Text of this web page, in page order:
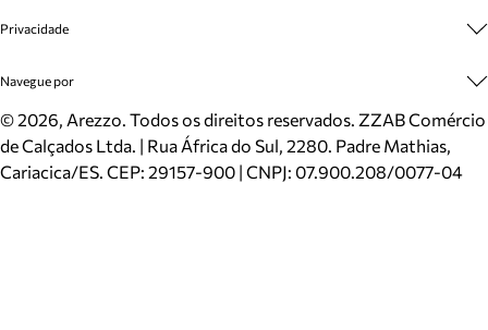
Mapa do Site
Inverno
Mundo Arezzo
Cadastro
Meus Pedidos
Trocas e Devoluções
Cartão Presente
Localizador de lojas
Privacidade
Politica e Privacidade
Navegue por
Sapatos
Bolsas
Scarpins
©2026, Arezzo. Todos os direitos reservados. ZZAB Comércio
de Calçados Ltda. | Rua África do Sul, 2280. Padre Mathias,
Cariacica/ES. CEP: 29157-900 | CNPJ: 07.900.208/0077-04